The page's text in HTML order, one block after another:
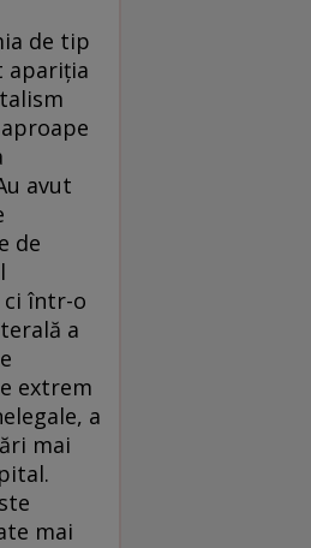
de tip
apariţia
avut
de
într-o
a
extrem
a
mai
mai